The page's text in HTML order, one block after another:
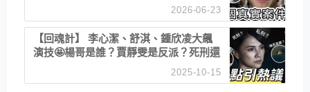
2026-06-23
【回魂計】 李心潔、舒淇、鍾欣凌大飆
演技🤩楊哥是誰？賈靜雯是反派？死刑還
2025-10-15